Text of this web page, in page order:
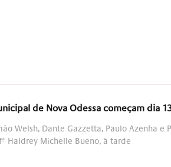
de Nova Odessa começam dia
Welsh, Dante Gazzetta, Paulo Azenha e
Haldrey Michelle Bueno, à tarde